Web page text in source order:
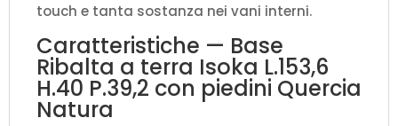
touch e tanta sostanza nei vani interni.
Caratteristiche — Base
Ribalta a terra Isoka L.153,6
H.40 P.39,2 con piedini Quercia
Natura